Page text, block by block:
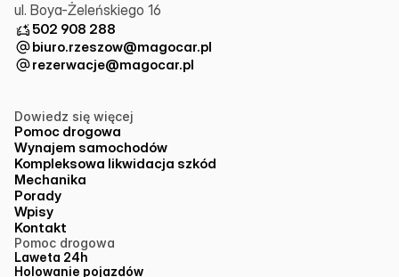
ul. Boya-Żeleńskiego 16
502 908 288
biuro.rzeszow@magocar.pl
rezerwacje@magocar.pl
Dowiedz się więcej
Pomoc drogowa
Wynajem samochodów
Kompleksowa likwidacja szkód
Mechanika
Porady
Wpisy
Kontakt
Pomoc drogowa
Laweta 24h
Holowanie pojazdów